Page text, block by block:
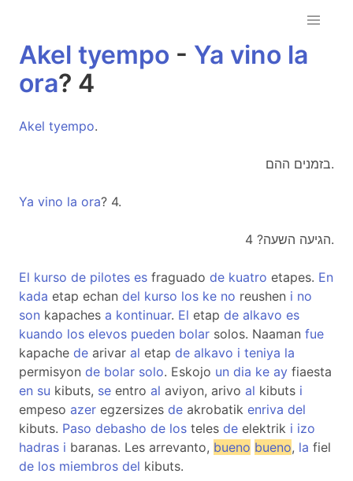
Akel tyempo - Ya vino la
ora? 4
Akel tyempo.
בזמנים ההם.
Ya vino la ora? 4.
הגיעה השעה? 4.
El kurso de pilotes es fraguado de kuatro etapes. En
kada etap echan del kurso los ke no reushen i no
son kapaches a kontinuar. El etap de alkavo es
kuando los elevos pueden bolar solos. Naaman fue
kapache de arivar al etap de alkavo i teniya la
permisyon de bolar solo. Eskojo un dia ke ay fiaesta
en su kibuts, se entro al aviyon, arivo al kibuts i
empeso azer egzersizes de akrobatik enriva del
kibuts. Paso debasho de los teles de elektrik i izo
hadras i baranas. Les arrevanto, bueno bueno, la fiel
de los miembros del kibuts.